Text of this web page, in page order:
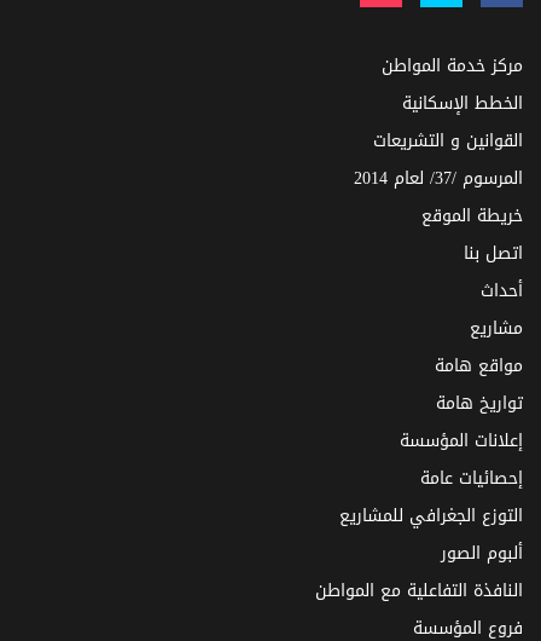
مركز خدمة المواطن
الخطط الإسكانية
القوانين و التشريعات
المرسوم /37/ لعام 2014
خريطة الموقع
اتصل بنا
أحداث
مشاريع
مواقع هامة
تواريخ هامة
إعلانات المؤسسة
إحصائيات عامة
التوزع الجغرافي للمشاريع
ألبوم الصور
النافذة التفاعلية مع المواطن
فروع المؤسسة